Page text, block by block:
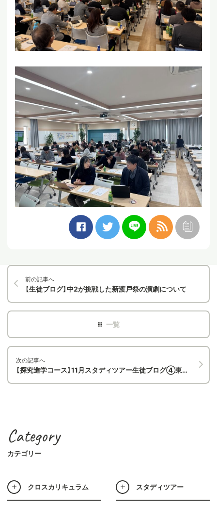
前の記事へ
【生徒ブログ】中2が挑戦した新渡戸祭の演劇について
次の記事へ
【探究進学コース】11月スタディツアー生徒ブログ④東京都利島村 青く広がる雄大な海と20万本を超える椿の木に恵まれた島
Category
カテゴリー
クロスカリキュラム スタディツアー